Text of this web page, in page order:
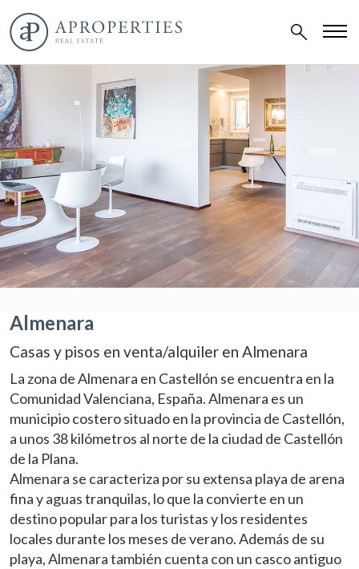
Almenara
Casas y pisos en venta/alquiler en Almenara
La zona de Almenara en Castellón se encuentra en la
Comunidad Valenciana, España. Almenara es un
municipio costero situado en la provincia de Castellón,
a unos 38 kilómetros al norte de la ciudad de Castellón
de la Plana.
Almenara se caracteriza por su extensa playa de arena
fina y aguas tranquilas, lo que la convierte en un
destino popular para los turistas y los residentes
locales durante los meses de verano. Además de su
playa, Almenara también cuenta con un casco antiguo